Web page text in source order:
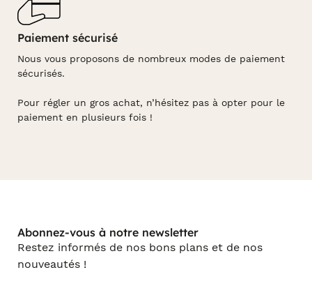
Paiement sécurisé
Nous vous proposons de nombreux modes de paiement
sécurisés.
Pour régler un gros achat, n’hésitez pas à opter pour le
paiement en plusieurs fois !
Abonnez-vous à notre newsletter
Restez informés de nos bons plans et de nos
nouveautés !